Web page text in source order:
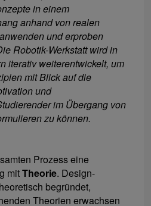
in einem
anhand von realen
und erproben
Robotik-Werkstatt wird in
iterativ weiterentwickelt, um
mit Blick auf die
und
im Übergang von
zu können.
Prozess eine
mitTheorie. Design-
begründet,
Theorien erwachsen